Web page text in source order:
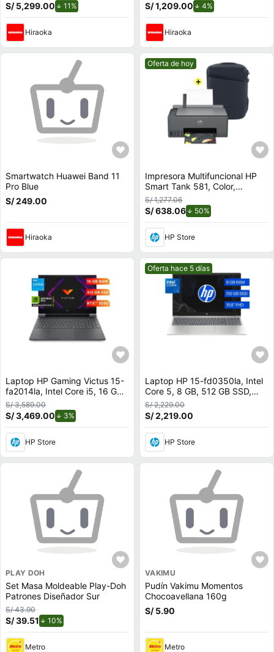
S/ 5,299.00 11%
Hiraoka
S/ 1,209.00 4%
Hiraoka
Smartwatch Huawei Band 11
Pro Blue
S/ 249.00
Hiraoka
Mejor precio.
Oferta de hoy
Impresora Multifuncional HP
Smart Tank 581, Color,
Impresión, Copia, Escaneado,
Conexión inalámbrica +
Mochila HP para laptop
S/ 1,277.06
S/ 638.06 50%
HP Store
Laptop HP Gaming Victus 15-
fa2014la, Intel Core i5, 16 GB
RAM, NVIDIA GeForce RTX
3050, 512 GB SSD, 15.6""
FHD 144 Hz, Windows 11
S/ 3,589.00
S/ 3,469.00 3%
HP Store
Mejor precio.
Oferta hace 5 días
Laptop HP 15-fd0350la, Intel
Core 5, 8 GB, 512 GB SSD,
15.6, FHD Windows 11 Home
S/ 2,229.00
S/ 2,219.00
HP Store
PLAY DOH
Set Masa Moldeable Play-Doh
Patrones Diseñador Sur
S/ 43.90
S/ 39.51 10%
Metro
VAKIMU
Pudín Vakimu Momentos
Chocoavellana 160g
S/ 5.90
Metro